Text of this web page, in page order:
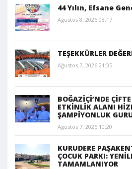
44 Yılın, Efsane
Ağustos 8, 2026 08:17
TEŞEKKÜRLER
Ağustos 7, 2026 21:35
BOĞAZİÇİ’NDE
ETKİNLİK ALANI
ŞAMPİYONLUK
Ağustos 7, 2026 10:20
KURUDERE
ÇOCUK PARKI:
TAMAMLANIYOR